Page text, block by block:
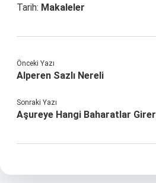
Tarih: Makaleler
Önceki Yazı
Alperen Sazlı Nereli
Sonraki Yazı
Aşureye Hangi Baharatlar Girer